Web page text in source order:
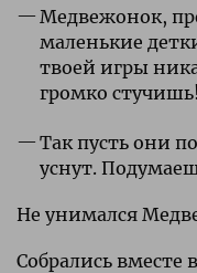
Медвежонок,
маленькие
твоей игры
громко стучишь!
Так пусть они
уснут.
Не унимался
Собрались вместе